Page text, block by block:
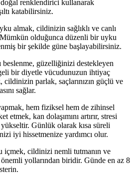
renklendirici kullanarak
katabilirsiniz.
almak, cildinizin sağlıklı ve canlı
olduğunca düzenli bir uyku
bir şekilde güne başlayabilirsiniz.
beslenme, güzelliğinizi destekleyen
bir diyetle vücudunuzun ihtiyaç
cildinizin parlak, saçlarınızın güçlü ve
sağlar.
hem fiziksel hem de zihinsel
etmek, kan dolaşımını artırır, stresi
Günlük olarak kısa süreli
iyi hissetmenize yardımcı olur.
içmek, cildinizi nemli tutmanın ve
önemli yollarından biridir. Günde en az 8